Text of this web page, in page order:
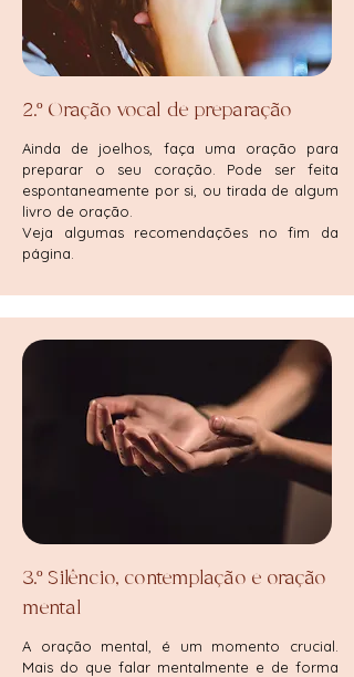
2.º Oração vocal de preparação
Ainda de joelhos, faça uma oração para
preparar o seu coração. Pode ser feita
espontaneamente por si, ou tirada de algum
livro de oração.
Veja algumas recomendações no fim da
página.
3.º Silêncio, contemplação e oração
mental
A oração mental, é um momento crucial.
Mais do que falar mentalmente e de forma